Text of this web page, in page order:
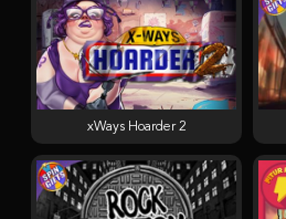
xWays Hoarder 2